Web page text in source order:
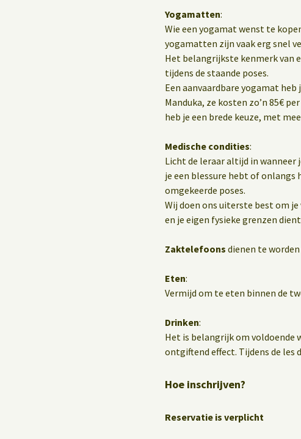
Yogamatten:
Wie een yogamat wenst te
yogamatten zijn vaak erg snel
Het belangrijkste kenmerk van
tijdens de staande poses.
Een aanvaardbare yogamat
Manduka, ze kosten zo’n 85€
heb je een brede keuze, met
Medische condities:
Licht de leraar altijd in wanneer
je een blessure hebt of onlangs
omgekeerde poses.
Wij doen ons uiterste best om
en je eigen fysieke grenzen
Zaktelefoons dienen te
Eten:
Vermijd om te eten binnen de
Drinken:
Het is belangrijk om voldoende
ontgiftend effect. Tijdens de les
Hoe inschrijven?
Reservatie is verplicht